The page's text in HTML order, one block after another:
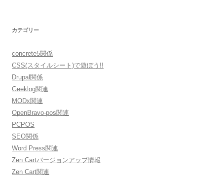
カテゴリー
concrete5関係
CSS(スタイルシート)で遊ぼう!!
Drupal関係
Geeklog関連
MODx関連
OpenBravo-pos関連
PCPOS
SEO関係
Word Press関連
Zen Cartバージョンアップ情報
Zen Cart関連